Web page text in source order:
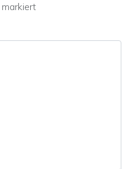
markiert